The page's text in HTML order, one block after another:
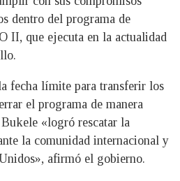
dentro del programa de
II, que ejecuta en la actualidad
fecha límite para transferir los
el programa de manera
«logró rescatar la
la comunidad internacional y
afirmó el gobierno.